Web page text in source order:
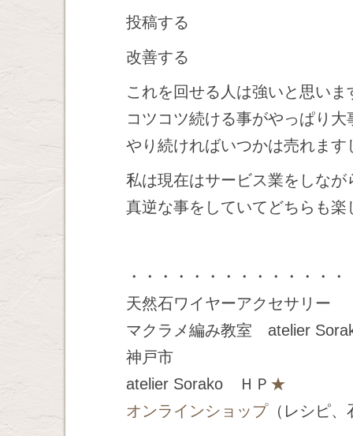
投稿する
改善する
これを回せる人は強いと思いま
コツコツ続ける事がやっぱり
やり続ければいつかは売れま
私は現在はサービス業をしな
真逆な事をしていてどちらも楽
・・・・・・・・・・・・・・
天然石ワイヤーアクセサリー
マクラメ編み教室 atelier
神戸市
atelier Sorako ＨＰ ★
オンラインショップ（レシピ、